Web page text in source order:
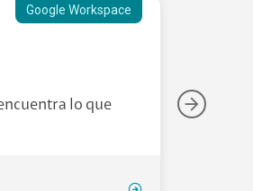
Google Workspace
lo que
de